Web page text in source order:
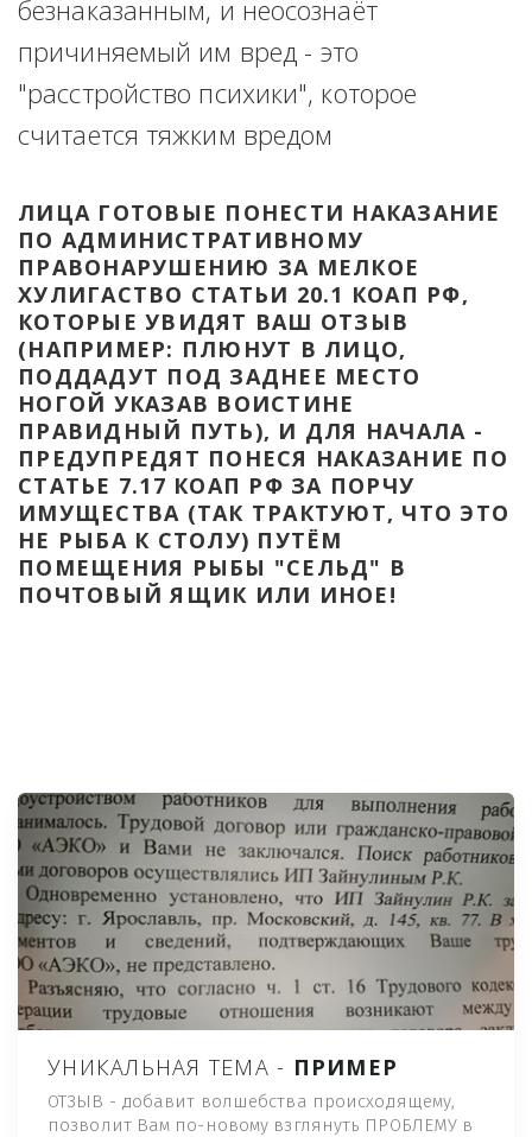
безнаказанным, и неосознаёт
причиняемый им вред - это
"расстройство психики", которое
считается тяжким вредом
ЛИЦА ГОТОВЫЕ ПОНЕСТИ НАКАЗАНИЕ
ПО АДМИНИСТРАТИВНОМУ
ПРАВОНАРУШЕНИЮ ЗА МЕЛКОЕ
ХУЛИГАСТВО СТАТЬИ 20.1 КОАП РФ,
КОТОРЫЕ УВИДЯТ ВАШ ОТЗЫВ
(НАПРИМЕР: ПЛЮНУТ В ЛИЦО,
ПОДДАДУТ ПОД ЗАДНЕЕ МЕСТО
НОГОЙ УКАЗАВ ВОИСТИНЕ
ПРАВИДНЫЙ ПУТЬ), И ДЛЯ НАЧАЛА -
ПРЕДУПРЕДЯТ ПОНЕСЯ НАКАЗАНИЕ ПО
СТАТЬЕ 7.17 КОАП РФ ЗА ПОРЧУ
ИМУЩЕСТВА (ТАК ТРАКТУЮТ, ЧТО ЭТО
НЕ РЫБА К СТОЛУ) ПУТЁМ
ПОМЕЩЕНИЯ РЫБЫ "СЕЛЬД" В
ПОЧТОВЫЙ ЯЩИК ИЛИ ИНОЕ!
УНИКАЛЬНАЯ ТЕМА - ПРИМЕР
ОТЗЫВ - добавит волшебства происходящему,
позволит Вам по-новому взглянуть ПРОБЛЕМУ в